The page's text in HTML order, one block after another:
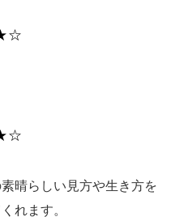
晴らしい見方や生き方を
れます。